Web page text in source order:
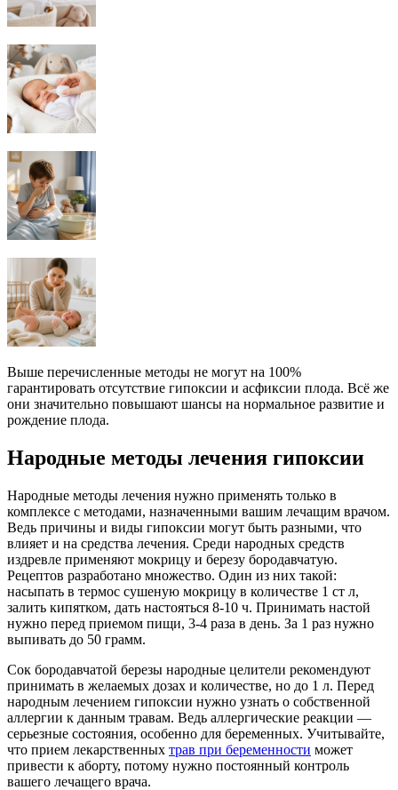
Выше перечисленные методы не могут на 100%
гарантировать отсутствие гипоксии и асфиксии плода. Всё же
они значительно повышают шансы на нормальное развитие и
рождение плода.
Народные методы лечения гипоксии
Народные методы лечения нужно применять только в
комплексе с методами, назначенными вашим лечащим врачом.
Ведь причины и виды гипоксии могут быть разными, что
влияет и на средства лечения. Среди народных средств
издревле применяют мокрицу и березу бородавчатую.
Рецептов разработано множество. Один из них такой:
насыпать в термос сушеную мокрицу в количестве 1 ст л,
залить кипятком, дать настояться 8-10 ч. Принимать настой
нужно перед приемом пищи, 3-4 раза в день. За 1 раз нужно
выпивать до 50 грамм.
Сок бородавчатой березы народные целители рекомендуют
принимать в желаемых дозах и количестве, но до 1 л. Перед
народным лечением гипоксии нужно узнать о собственной
аллергии к данным травам. Ведь аллергические реакции —
серьезные состояния, особенно для беременных. Учитывайте,
что прием лекарственных трав при беременности может
привести к аборту, потому нужно постоянный контроль
вашего лечащего врача.